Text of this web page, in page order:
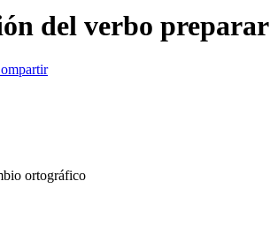
del verbo preparar
ortográfico